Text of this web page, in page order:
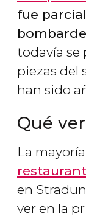
fue
todavía se
piezas del
han sido
Qué
La
en
ver en la